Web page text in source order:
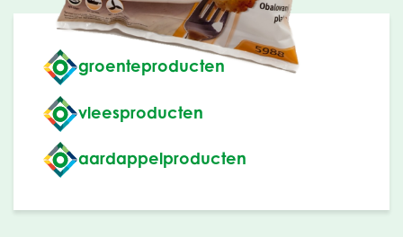
groenteproducten
vleesproducten
aardappelproducten